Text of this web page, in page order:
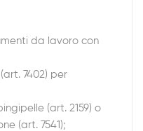
da lavoro con
7402) per
(art. 2159) o
(art. 7541);